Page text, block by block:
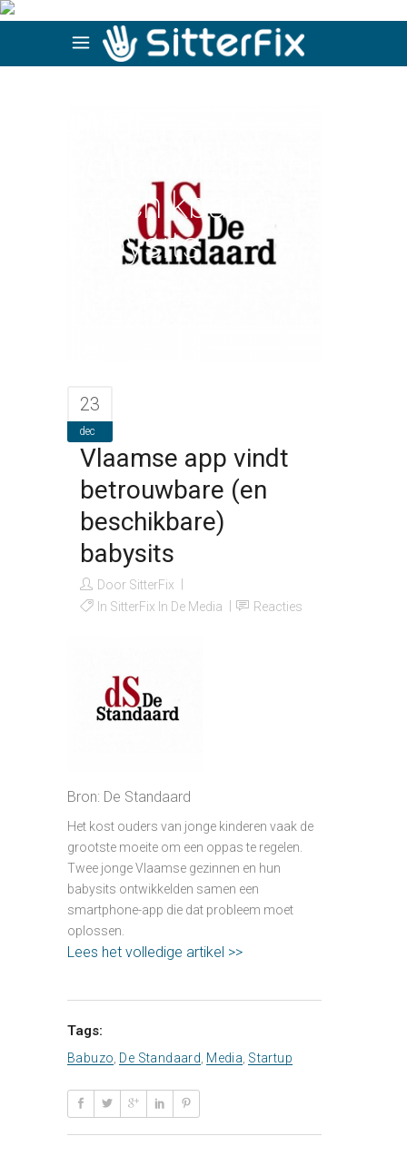
beschikbare)
babysits
23
dec
Vlaamse app vindt
betrouwbare (en
beschikbare)
babysits
Door SitterFix
In SitterFix In De Media Reacties
Bron: De Standaard
Het kost ouders van jonge kinderen vaak de
grootste moeite om een oppas te regelen.
Twee jonge Vlaamse gezinnen en hun
babysits ontwikkelden samen een
smartphone-app die dat probleem moet
oplossen.
Lees het volledige artikel >>
Tags:
Babuzo De Standaard Media Startup